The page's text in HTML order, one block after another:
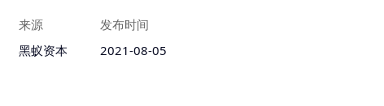
来源
黑蚁资本
发布时间
2021-08-05